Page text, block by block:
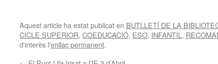
Aquest article ha estat publicat en BUTLLETÍ DE LA
CICLE SUPERIOR, COEDUCACIÓ, ESO, INFANTIL ,
d'interès l'enllaç permanent.